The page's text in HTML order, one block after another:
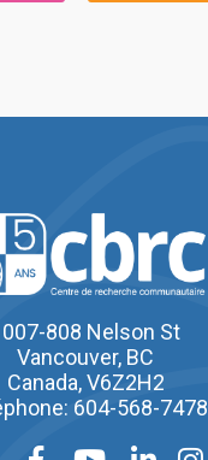
808 Nelson St
Vancouver, BC
Canada, V6Z2H2
604-568-7478